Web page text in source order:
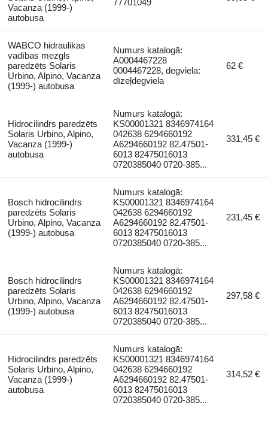
Vacanza (1999-)
autobusa
77701049
WABCO hidraulikas
vadības mezgls
paredzēts Solaris
Urbino, Alpino, Vacanza
(1999-) autobusa
Numurs katalogā:
A0004467228
0004467228, degviela:
dīzeļdegviela
62 €
Hidrocilindrs paredzēts
Solaris Urbino, Alpino,
Vacanza (1999-)
autobusa
Numurs katalogā:
KS00001321 8346974164
042638 6294660192
A6294660192 82.47501-
6013 82475016013
0720385040 0720-385...
331,45 €
Bosch hidrocilindrs
paredzēts Solaris
Urbino, Alpino, Vacanza
(1999-) autobusa
Numurs katalogā:
KS00001321 8346974164
042638 6294660192
A6294660192 82.47501-
6013 82475016013
0720385040 0720-385...
231,45 €
Bosch hidrocilindrs
paredzēts Solaris
Urbino, Alpino, Vacanza
(1999-) autobusa
Numurs katalogā:
KS00001321 8346974164
042638 6294660192
A6294660192 82.47501-
6013 82475016013
0720385040 0720-385...
297,58 €
Hidrocilindrs paredzēts
Solaris Urbino, Alpino,
Vacanza (1999-)
autobusa
Numurs katalogā:
KS00001321 8346974164
042638 6294660192
A6294660192 82.47501-
6013 82475016013
0720385040 0720-385...
314,52 €